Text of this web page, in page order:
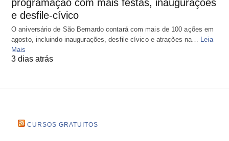
programação com mais festas, inaugurações
e desfile-cívico
O aniversário de São Bernardo contará com mais de 100 ações em
agosto, incluindo inaugurações, desfile cívico e atrações na…
Leia
Mais
3 dias atrás
CURSOS GRATUITOS